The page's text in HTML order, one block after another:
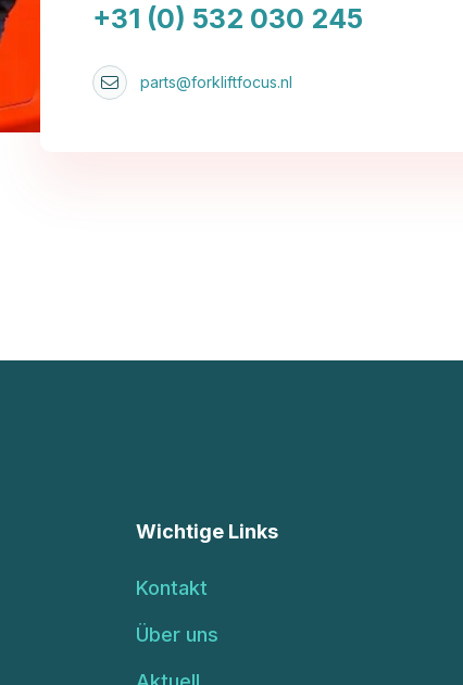
+31 (0) 532 030 245
parts@forkliftfocus.nl
Wichtige Links
Kontakt
Über uns